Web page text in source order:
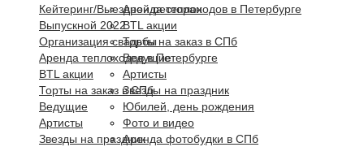
Аренда теплоходов в Петербурге
BTL акции
Торты на заказ в СПб
Ведущие
Артисты
Звезды на праздник
Юбилей, день рождения
Фото и видео
Аренда фотобудки в СПб
Кейтеринг/Выездной ресторан
Выпускной 2022
Организация свадьбы
Аренда теплоходов в Петербурге
BTL акции
Торты на заказ в СПб
Ведущие
Артисты
Звезды на праздник